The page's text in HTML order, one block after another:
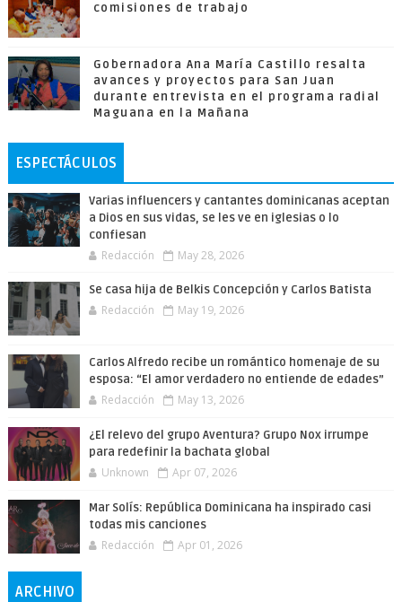
comisiones de trabajo
Gobernadora Ana María Castillo resalta
avances y proyectos para San Juan
durante entrevista en el programa radial
Maguana en la Mañana
ESPECTÁCULOS
Varias influencers y cantantes dominicanas aceptan
a Dios en sus vidas, se les ve en iglesias o lo
confiesan
Redacción May 28, 2026
Se casa hija de Belkis Concepción y Carlos Batista
Redacción May 19, 2026
Carlos Alfredo recibe un romántico homenaje de su
esposa: “El amor verdadero no entiende de edades”
Redacción May 13, 2026
¿El relevo del grupo Aventura? Grupo Nox irrumpe
para redefinir la bachata global
Unknown Apr 07, 2026
Mar Solís: República Dominicana ha inspirado casi
todas mis canciones
Redacción Apr 01, 2026
ARCHIVO